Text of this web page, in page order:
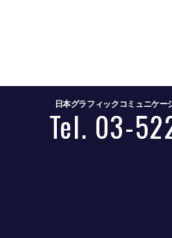
日本グラフィックコミュニケー
Tel. 03-